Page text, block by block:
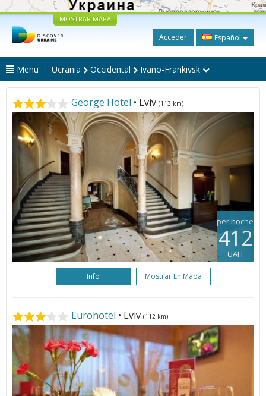
MOSTRAR MAPA
Acceder Español
Menu Ucrania Occidental Ivano-Frankivsk
George Hotel • Lviv (113 km)
per noche
412
UAH
Info Mostrar En Mapa
Eurohotel • Lviv (112 km)